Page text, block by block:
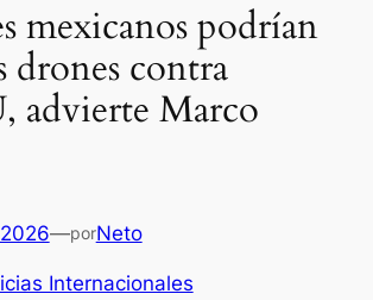
mexicanos podrían
drones contra
advierte Marco
—porNeto
Internacionales